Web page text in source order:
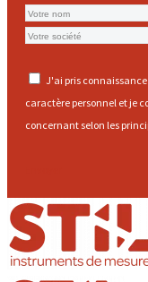
J'ai pris connaissance
caractère personnel et je
concernant selon les